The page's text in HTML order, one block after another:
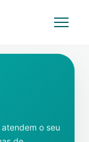
o seu